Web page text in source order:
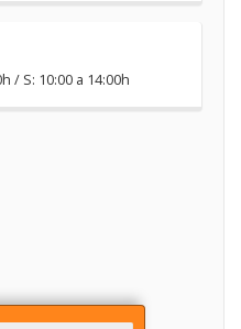
/ S: 10:00 a 14:00h